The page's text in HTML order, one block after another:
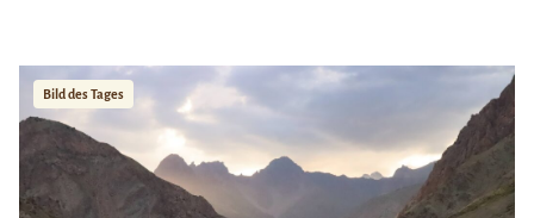
Bild des Tages